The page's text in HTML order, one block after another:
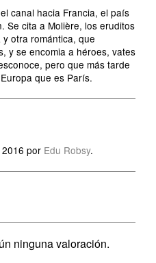
canal hacia Francia, el país
Se cita a Molière, los eruditos
otra romántica, que
y se encomia a héroes, vates
pero que más tarde
que es París.
por Edu Robsy.
ninguna valoración.